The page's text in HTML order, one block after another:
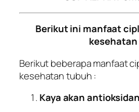
Berikut ini manfaat
kesehatan
Berikut beberapa manfaat
kesehatan tubuh :
Kaya akan antioksidan